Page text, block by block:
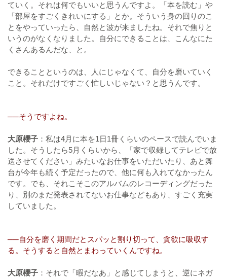
ていく。それは何でもいいと思うんですよ。「本を読む」や
「部屋をすごくきれいにする」とか。そういう身の回りのこ
とをやっていったら、自然と波が来ましたね。それで焦りと
いうのがなくなりました。自分にできることは、こんなにた
くさんあるんだな、と。
できることというのは、人にじゃなくて、自分を磨いていく
こと。それだけですごく忙しいじゃない？と思うんです。
──そうですよね。
大原櫻子 ：私は4月に本を1日1冊くらいのペースで読んでいま
した。そうしたら5月くらいから、「家で収録してテレビで放
送させてください」みたいなお仕事をいただいたり、あと舞
台が今年も続く予定だったので、他に何も入れてなかったん
です。でも、それこそこのアルバムのレコーディングだった
り、別のまだ発表されてないお仕事などもあり、すごく充実
していました。
──自分を磨く期間だとスパッと割り切って、貪欲に吸収す
る。そうすると自然とまわっていくんですね。
大原櫻子 ：それで「暇だなあ」と感じてしまうと、逆にネガ